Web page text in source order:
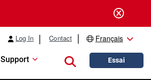
Log In Contact Français
Support Close search
Essai